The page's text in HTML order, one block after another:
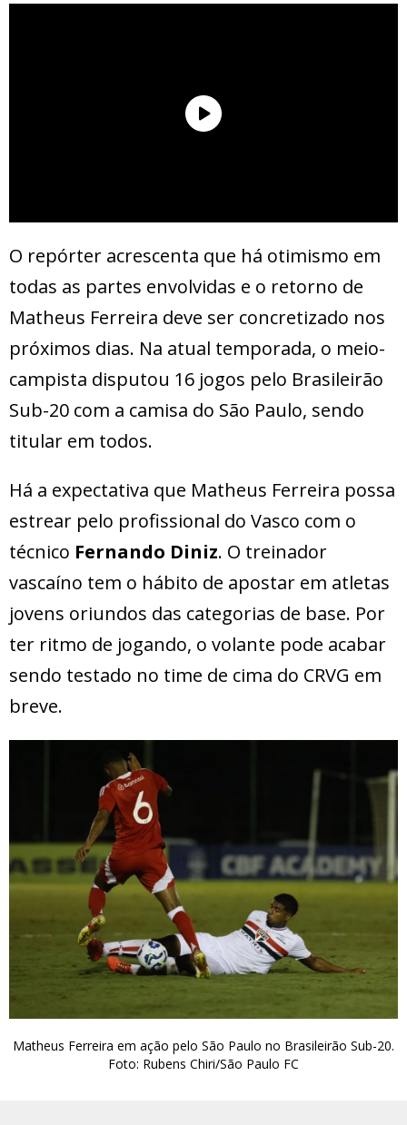
O repórter acrescenta que há otimismo em
todas as partes envolvidas e o retorno de
Matheus Ferreira deve ser concretizado nos
próximos dias. Na atual temporada, o meio-
campista disputou 16 jogos pelo Brasileirão
Sub-20 com a camisa do São Paulo, sendo
titular em todos.
Há a expectativa que Matheus Ferreira possa
estrear pelo profissional do Vasco com o
técnico Fernando Diniz. O treinador
vascaíno tem o hábito de apostar em atletas
jovens oriundos das categorias de base. Por
ter ritmo de jogando, o volante pode acabar
sendo testado no time de cima do CRVG em
breve.
Matheus Ferreira em ação pelo São Paulo no Brasileirão Sub-20.
Foto: Rubens Chiri/São Paulo FC